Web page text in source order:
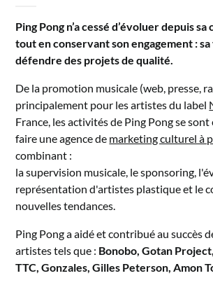
Ping Pong n’a cessé d’évoluer depuis
tout en conservant son engagement :
défendre des projets de qualité.
De la promotion musicale (web, presse,
principalement pour les artistes du label
France, les activités de Ping Pong se
faire une agence de marketing culturel à
combinant :
la supervision musicale, le sponsoring,
représentation d'artistes plastique et le
nouvelles tendances.
Ping Pong a aidé et contribué au succès
artistes tels que : Bonobo, Gotan
TTC, Gonzales, Gilles Peterson, Amon